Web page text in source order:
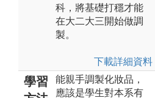
科，將基礎打穩才能
在大二大三開始做調
製。
下載詳細資料
學習
能親手調製化妝品，
應該是學生對本系有